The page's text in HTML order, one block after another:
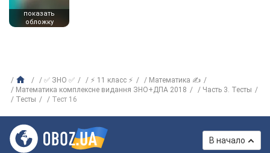
показать
обложку
✅ ЗНО ✅ ⚡ 11 класс ⚡
Математика ✍
Математика комплексне видання ЗНО+ДПА 2018
Часть 3. Тесты
Тесты
Тест 16
В начало